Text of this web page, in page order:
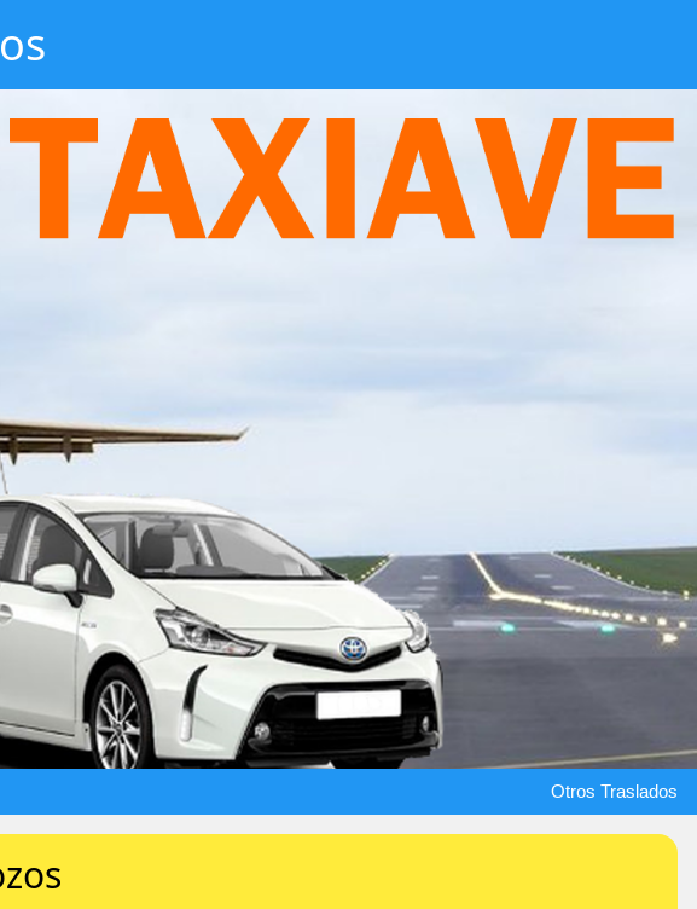
Otros Traslados